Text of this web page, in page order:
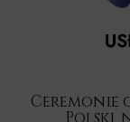
Ceremonie
Polski,